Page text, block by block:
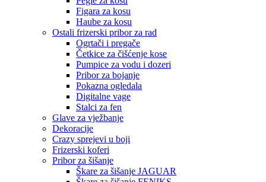
Figara za kosu
Haube za kosu
Ostali frizerski pribor za rad
Ogrtači i pregače
Četkice za čišćenje kose
Pumpice za vodu i dozeri
Pribor za bojanje
Pokazna ogledala
Digitalne vage
Stalci za fen
Glave za vježbanje
Dekoracije
Crazy sprejevi u boji
Frizerski koferi
Pribor za šišanje
Škare za šišanje JAGUAR